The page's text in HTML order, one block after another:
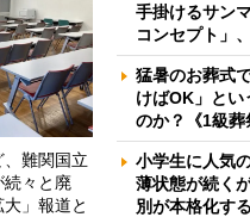
難関国立
続々と廃
」報道と
手掛けるサン
コンセプト」
猛暑のお葬式
けばOK」とい
のか？《1級葬
小学生に人気
薄状態が続く
別が本格化す